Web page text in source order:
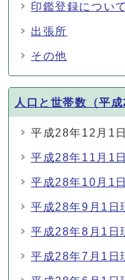
印鑑登録について
出張所
その他
人口と世帯数（平成
平成28年12月1
平成28年11月1
平成28年10月1
平成28年9月1日
平成28年8月1日
平成28年7月1日